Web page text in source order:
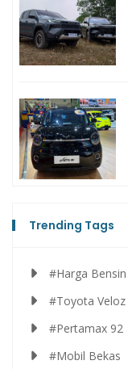
Trending Tags
#Harga Bensin
#Toyota Veloz
#Pertamax 92
#Mobil Bekas